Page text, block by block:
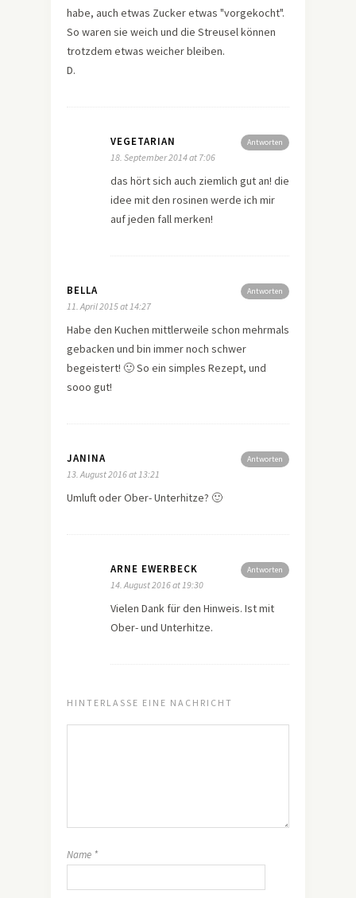
habe, auch etwas Zucker etwas "vorgekocht".
So waren sie weich und die Streusel können
trotzdem etwas weicher bleiben.
D.
Antworten
VEGETARIAN
18. September 2014 at 7:06
das hört sich auch ziemlich gut an! die
idee mit den rosinen werde ich mir
auf jeden fall merken!
Antworten
BELLA
11. April 2015 at 14:27
Habe den Kuchen mittlerweile schon mehrmals
gebacken und bin immer noch schwer
begeistert! 🙂 So ein simples Rezept, und
sooo gut!
Antworten
JANINA
13. August 2016 at 13:21
Umluft oder Ober- Unterhitze? 🙂
Antworten
ARNE EWERBECK
14. August 2016 at 19:30
Vielen Dank für den Hinweis. Ist mit
Ober- und Unterhitze.
HINTERLASSE EINE NACHRICHT
Name *